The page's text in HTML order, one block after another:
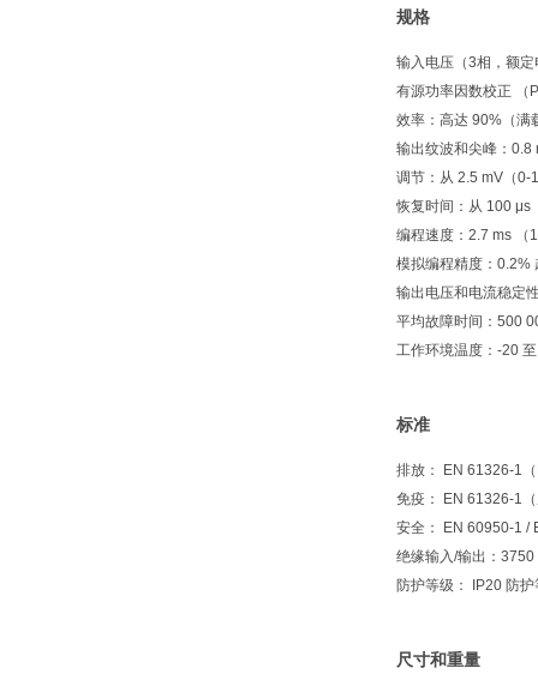
规格
输入电压（3相，额
有源功率因数校正 （
效率：高达 90%（满
输出纹波和尖峰：0.8
调节：从 2.5 mV（0-
恢复时间：从 100 μs
编程速度：2.7 ms （
模拟编程精度：0.2%
输出电压和电流稳定
平均故障时间：500
工作环境温度：-20
标准
排放： EN 61326-1
免疫： EN 61326-1
安全： EN 60950-1 /
绝缘输入/输出：
防护等级： IP20 防护
尺寸和重量